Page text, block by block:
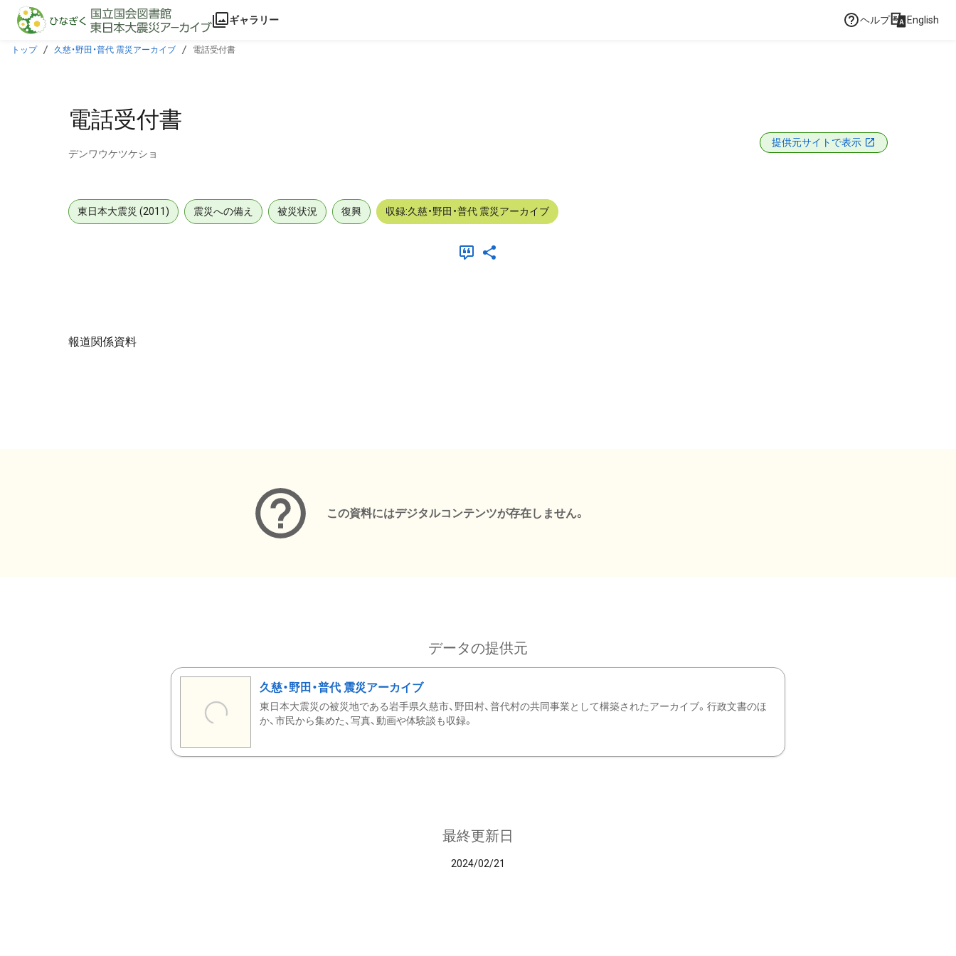
本文に飛ぶ
ギャラリー ヘルプ English
トップ 久慈・野田・普代 震災アーカイブ 電話受付書
電話受付書
デンワウケツケショ
提供元サイトで表示
東日本大震災 (2011) 震災への備え 被災状況 復興 収録:久慈・野田・普代 震災アーカイブ
報道関係資料
この資料にはデジタルコンテンツが存在しません。
データの提供元
久慈・野田・普代 震災アーカイブ
東日本大震災の被災地である岩手県久慈市、野田村、普代村の共同事業として構築されたアーカイブ。行政文書のほ
か、市民から集めた、写真、動画や体験談も収録。
最終更新日
2024/02/21